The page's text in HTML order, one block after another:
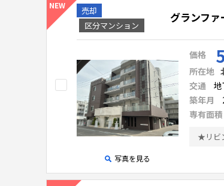
売却
区分マンション
グランフ
写真を見る
価格
所在地
交通
築年月
専有面積